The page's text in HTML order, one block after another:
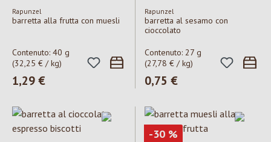
Rapunzel
barretta alla frutta con muesli
Contenuto: 40 g
(32,25 € / kg)
Prezzo normale:
1,29 €
Rapunzel
barretta al sesamo con
cioccolato
Contenuto: 27 g
(27,78 € / kg)
Prezzo normale:
0,75 €
-30 Sconto
%